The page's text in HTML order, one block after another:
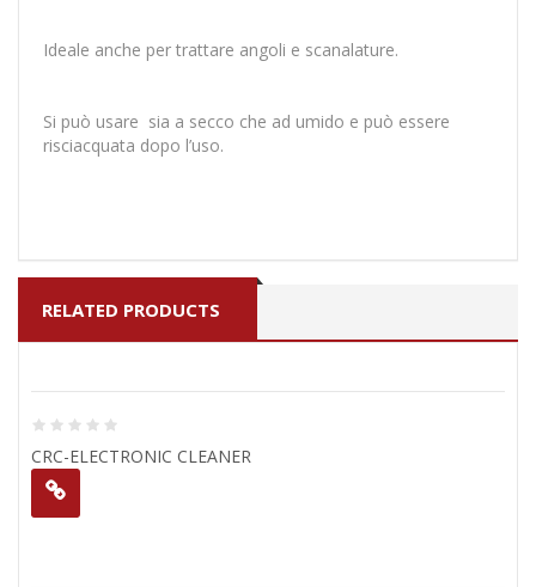
Ideale anche per trattare angoli e scanalature.
Si può usare sia a secco che ad umido e può essere
risciacquata dopo l’uso.
RELATED PRODUCTS
CRC-ELECTRONIC CLEANER